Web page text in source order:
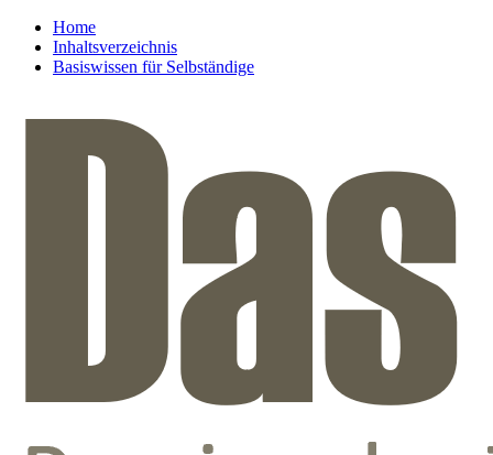
Home
Inhaltsverzeichnis
Basiswissen für Selbständige